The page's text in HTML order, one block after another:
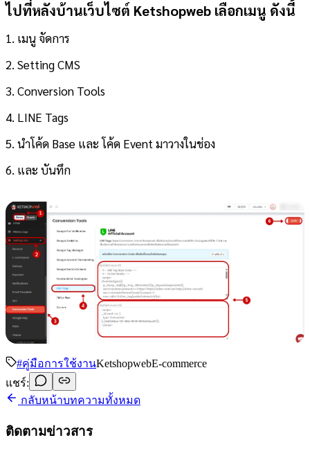
ไปที่หลังบ้านเว็บไซต์ Ketshopweb เลือกเมนู ดังนี้
1. เมนู จัดการ
2. Setting CMS
3. Conversion Tools
4. LINE Tags
5. นำโค้ด Base และ โค้ด Event มาวางในช่อง
6. และ บันทึก
#คู่มือการใช้งานKetshopwebE-commerce
แชร์:
กลับหน้าบทความทั้งหมด
ติดตามข่าวสาร